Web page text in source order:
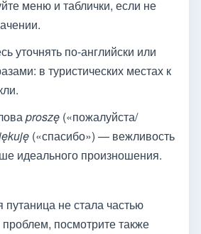
меню и таблички, если не
уточнять по-английски или
в туристических местах к
proszę («пожалуйста/
(«спасибо») — вежливость
идеального произношения.
не стала частью
посмотрите также